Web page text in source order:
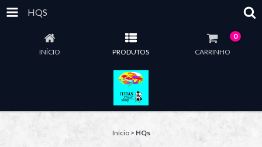
HQS
INÍCIO PRODUTOS CARRINHO
0
Início > HQs